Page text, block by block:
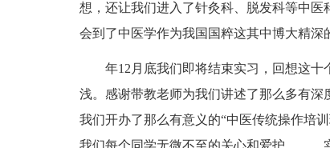
想，还让我们进入了针灸科、脱发科等中
会到了中医学作为我国国粹这其中博大精深
年12月底我们即将结束实习，回想这
浅。感谢带教老师为我们讲述了那么多有
我们开办了那么有意义的“中医传统操作培
我们每个同学无微不至的关心和爱护………